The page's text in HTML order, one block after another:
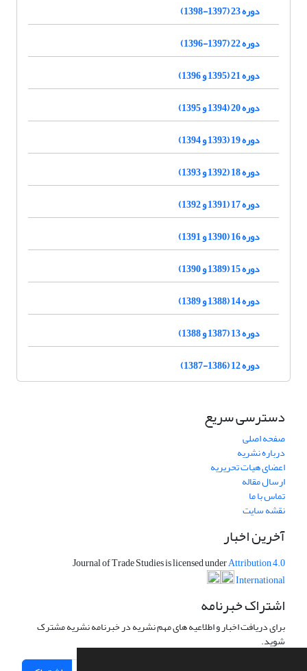
دوره 23 (1397-1398)
دوره 22 (1397-1396)
دوره 21 (1395 و 1396)
دوره 20 (1394 و 1395)
دوره 19 (1393 و 1394)
دوره 18 (1392 و 1393)
دوره 17 (1391 و 1392)
دوره 16 (1390 و 1391)
دوره 15 (1389 و 1390)
دوره 14 (1388 و 1389)
دوره 13 (1387 و 1388)
دوره 12 (1386-1387)
دسترسی سریع
صفحه اصلی
درباره نشریه
اعضای هیات تحریریه
ارسال مقاله
تماس با ما
نقشه سایت
آخرین اخبار
Journal of Trade Studies is licensed underAttribution 4.0
International
اشتراک خبرنامه
برای دریافت اخبار و اطلاعیه های مهم نشریه در خبرنامه نشریه مشترک
شوید.